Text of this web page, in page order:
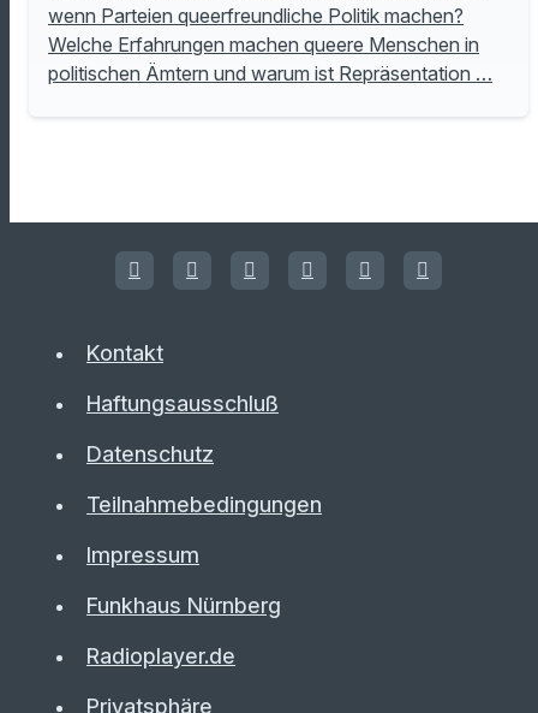
wenn Parteien queerfreundliche Politik machen?
Welche Erfahrungen machen queere Menschen in
politischen Ämtern und warum ist Repräsentation …
Kontakt
Haftungsausschluß
Datenschutz
Teilnahmebedingungen
Impressum
Funkhaus Nürnberg
Radioplayer.de
Privatsphäre